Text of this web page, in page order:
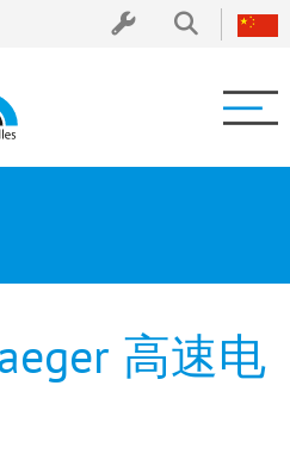
高速电